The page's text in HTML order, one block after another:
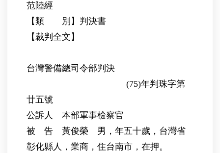
范陸經
【類 別】判決書
【裁判全文】
台灣警備總司令部判決
(75)年判珠字第
廿五號
公訴人 本部軍事檢察官
被 告 黃俊榮 男，年五十歲，台灣省
彰化縣人，業商，住台南市，在押。